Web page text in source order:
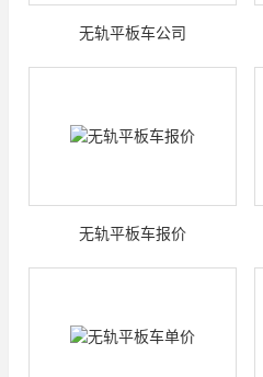
无轨平板车公司
无轨平板车报价